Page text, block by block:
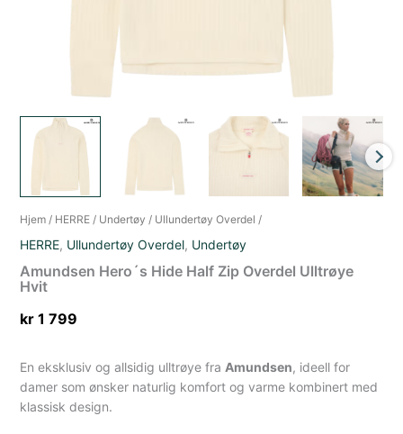
Hjem / HERRE / Undertøy / Ullundertøy Overdel /
HERRE, Ullundertøy Overdel, Undertøy
Amundsen Hero´s Hide Half Zip Overdel Ulltrøye
Hvit
kr 1 799
En eksklusiv og allsidig ulltrøye fra Amundsen, ideell for
damer som ønsker naturlig komfort og varme kombinert med
klassisk design.